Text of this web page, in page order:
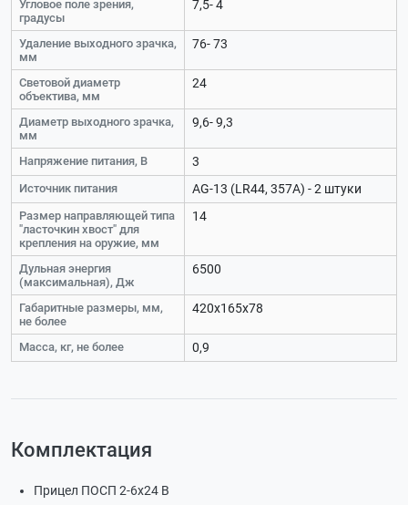
Угловое поле зрения,
градусы
7,5- 4
Удаление выходного зрачка,
мм
76- 73
Световой диаметр
объектива, мм
24
Диаметр выходного зрачка,
мм
9,6- 9,3
Напряжение питания, В 3
Источник питания AG-13 (LR44, 357A) - 2 штуки
Размер направляющей типа
"ласточкин хвост" для
крепления на оружие, мм
14
Дульная энергия
(максимальная), Дж
6500
Габаритные размеры, мм,
не более
420x165x78
Масса, кг, не более 0,9
Комплектация
Прицел ПОСП 2-6x24 В